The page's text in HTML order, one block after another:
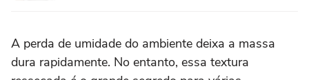
A perda de umidade do ambiente deixa a massa
dura rapidamente. No entanto, essa textura